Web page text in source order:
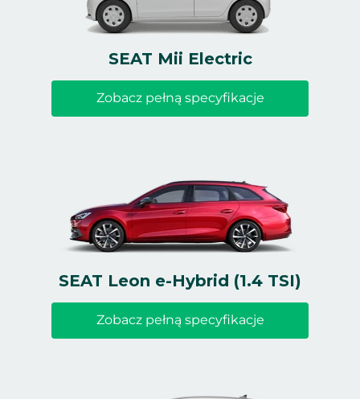
SEAT Leon e-Hybrid (1.4 TSI)
Zobacz pełną specyfikacje
SEAT Mii Electric
Zobacz pełną specyfikacje